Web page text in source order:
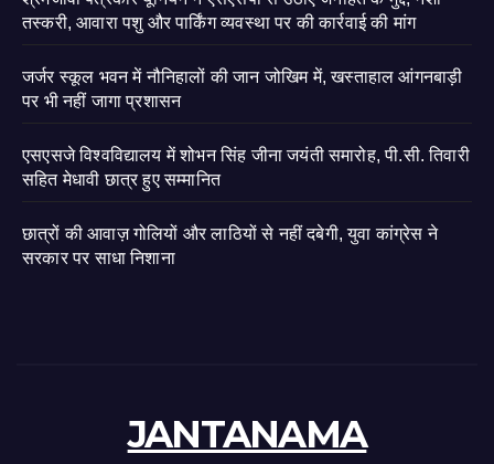
तस्करी, आवारा पशु और पार्किंग व्यवस्था पर की कार्रवाई की मांग
जर्जर स्कूल भवन में नौनिहालों की जान जोखिम में, खस्ताहाल आंगनबाड़ी
पर भी नहीं जागा प्रशासन
एसएसजे विश्वविद्यालय में शोभन सिंह जीना जयंती समारोह, पी.सी. तिवारी
सहित मेधावी छात्र हुए सम्मानित
छात्रों की आवाज़ गोलियों और लाठियों से नहीं दबेगी, युवा कांग्रेस ने
सरकार पर साधा निशाना
JANTANAMA